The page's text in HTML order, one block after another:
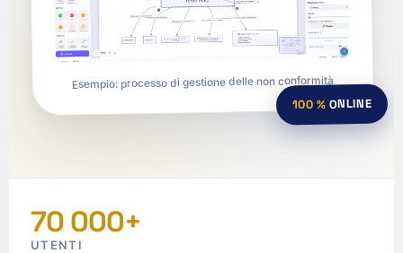
Esempio: processo di gestione delle non conformità
100 % ONLINE
70 000+
UTENTI